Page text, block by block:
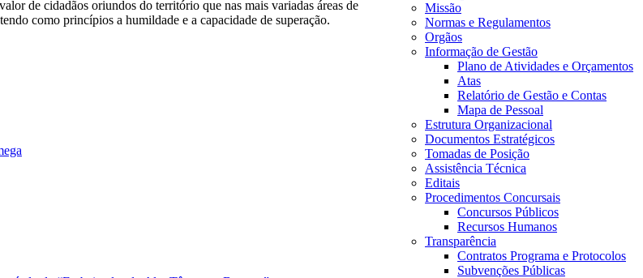
Missão
Normas e Regulamentos
Orgãos
Informação de Gestão
Plano de Atividades e Orçamentos
Atas
Relatório de Gestão e Contas
Mapa de Pessoal
Estrutura Organizacional
Documentos Estratégicos
Tomadas de Posição
Assistência Técnica
Editais
Procedimentos Concursais
Concursos Públicos
Recursos Humanos
Transparência
Contratos Programa e Protocolos
Subvenções Públicas
de cidadãos oriundos do território que nas mais variadas áreas de
como princípios a humildade e a capacidade de superação.